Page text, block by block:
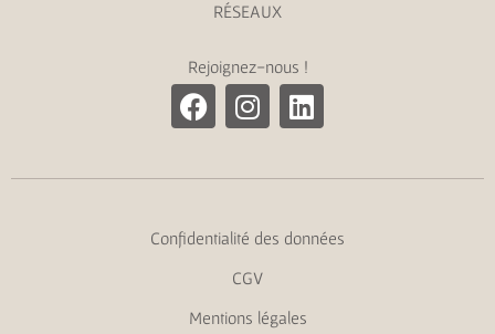
RÉSEAUX
Rejoignez-nous !
Confidentialité des données
CGV
Mentions légales